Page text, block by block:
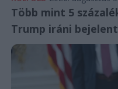
Több mint 5
Trump iráni